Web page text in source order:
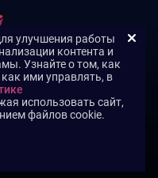
улучшения работы
контента и
Узнайте о том, как
ими управлять, в
использовать сайт,
файлов cookie.